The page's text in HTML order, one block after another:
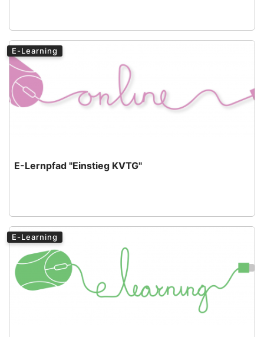
E-Learning
E-Lernpfad "Einstieg KVTG"
E-Learning